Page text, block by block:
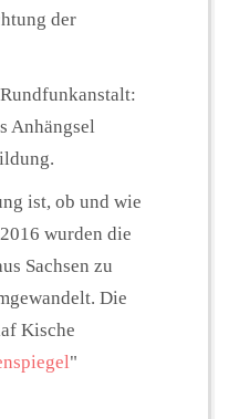
der
Anhängsel
ist, ob und wie
wurden die
Sachsen zu
Die
Kische
"